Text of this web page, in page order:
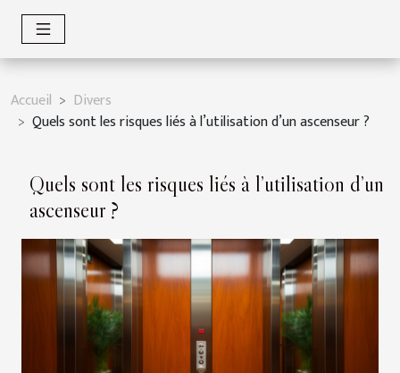
Accueil
Divers
Quels sont les risques liés à l’utilisation d’un ascenseur ?
Quels sont les risques liés à l’utilisation d’un
ascenseur ?